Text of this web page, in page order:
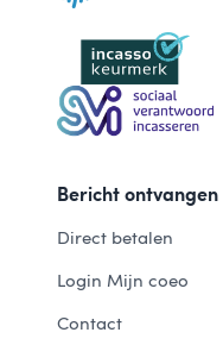
Bericht ontvangen
Direct betalen
Login Mijn coeo
Contact